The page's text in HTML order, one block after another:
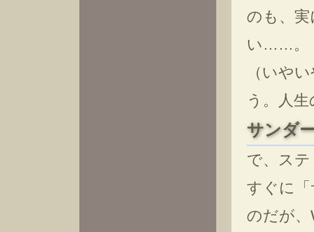
のも、
い……。
（いや
う。人
サンダ
で、ス
すぐに
のだが